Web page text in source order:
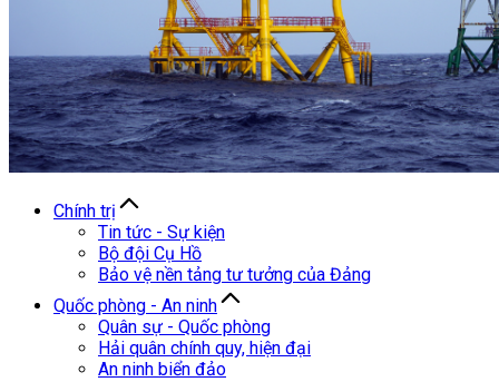
Chính trị
Tin tức - Sự kiện
Bộ đội Cụ Hồ
Bảo vệ nền tảng tư tưởng của Đảng
Quốc phòng - An ninh
Quân sự - Quốc phòng
Hải quân chính quy, hiện đại
An ninh biển đảo